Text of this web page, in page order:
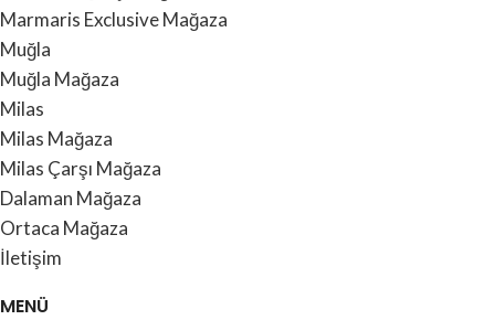
Marmaris Exclusive Mağaza
Muğla
Muğla Mağaza
Milas
Milas Mağaza
Milas Çarşı Mağaza
Dalaman Mağaza
Ortaca Mağaza
İletişim
MENÜ